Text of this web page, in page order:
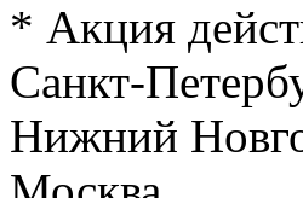
* Акция
Санкт-
Нижний